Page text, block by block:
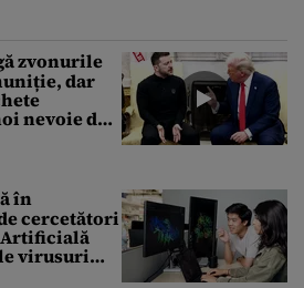
zvonurile
dar
nevoie de
în
cercetători
virusuri
E.coli